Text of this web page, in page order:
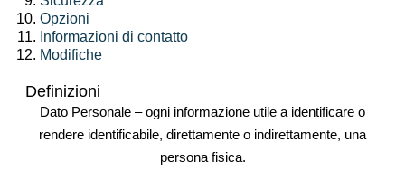
Opzioni
Informazioni di contatto
Modifiche
Definizioni
Dato Personale – ogni informazione utile a identificare o
rendere identificabile, direttamente o indirettamente, una
persona fisica.